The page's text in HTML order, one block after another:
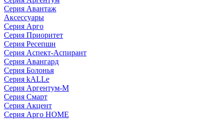
Серия Авантаж
Аксессуары
Серия Арго
Серия Приоритет
Серия Ресепшн
Серия Аспект-Аспирант
Серия Авангард
Серия Болонья
Серия kALLe
Серия Аргентум-М
Серия Смарт
Серия Акцент
Серия Арго HOME